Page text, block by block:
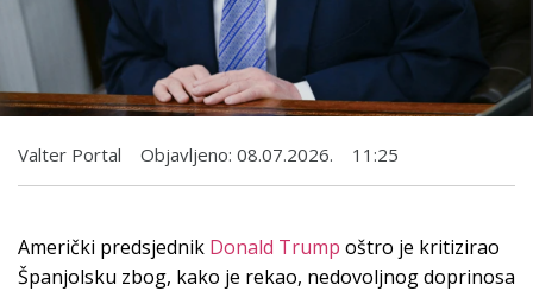
Valter Portal Objavljeno: 08.07.2026. 11:25
Američki predsjednik Donald Trump oštro je kritizirao
Španjolsku zbog, kako je rekao, nedovoljnog doprinosa